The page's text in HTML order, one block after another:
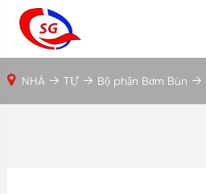
NHÀ TỰ Bộ phận Bơm Bùn